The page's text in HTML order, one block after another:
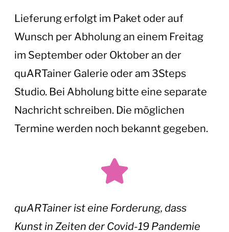
Lieferung erfolgt im Paket oder auf
Wunsch per Abholung an einem Freitag
im September oder Oktober an der
quARTainer Galerie oder am 3Steps
Studio. Bei Abholung bitte eine separate
Nachricht schreiben. Die möglichen
Termine werden noch bekannt gegeben.
quARTainer ist eine Forderung, dass
Kunst in Zeiten der Covid-19 Pandemie